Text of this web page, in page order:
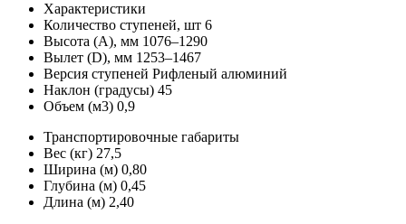
Характеристики
Количество ступеней, шт 6
Высота (А), мм 1076–1290
Вылет (D), мм 1253–1467
Версия ступеней Рифленый алюминий
Наклон (градусы) 45
Объем (м3) 0,9
Транспортировочные габариты
Вес (кг) 27,5
Ширина (м) 0,80
Глубина (м) 0,45
Длина (м) 2,40